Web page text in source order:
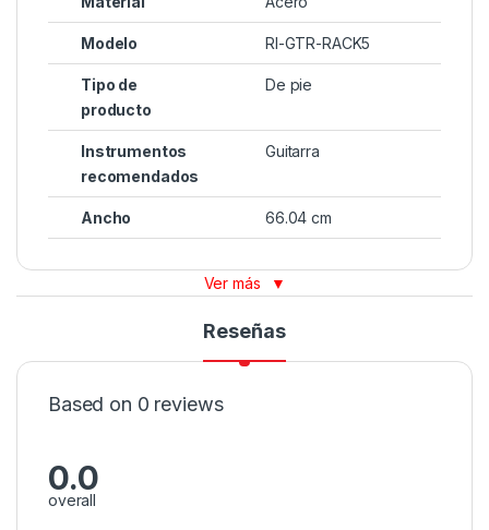
Modelo RI-GTR-RACK5
Tipo de
producto
De pie
Instrumentos
recomendados
Guitarra
Ancho 66.04 cm
Ver más ▼
Reseñas
Based on 0 reviews
0.0
overall